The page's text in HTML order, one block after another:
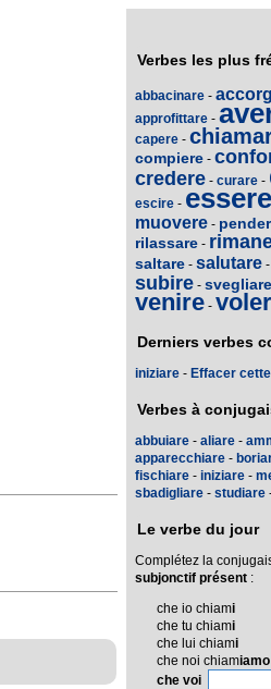
Verbes les plus
abbacinare -
approfittare -
capere -
compiere -
credere - curare -
escire - essere
muovere -
rilassare -
saltare - salutare -
subire - svegliare
venire -
Derniers verbes
iniziare - Effacer
Verbes à
abbuiare - aliare -
apparecchiare -
fischiare - iniziare -
sbadigliare - studiare
Le verbe du jour
Complétez la
subjonctif présent :
che io chiami
che tu chiami
che lui chiami
che noi chiamiamo
che voi